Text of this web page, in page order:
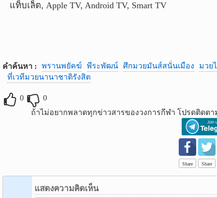
แท็บเล็ต, Apple TV, Android TV, Smart TV
คำค้นหา : พรานพยัคฆ์ พีระพัฒน์ ศึกมวยมันส์สนั่นเมือง
มวย
ที่เวทีมวยนานาชาติรังสิต
0
0
ถ้าไม่อยากพลาดทุกข่าวสารของวงการกีฬา โปรดติดตา
Share Share
แสดงความคิดเห็น